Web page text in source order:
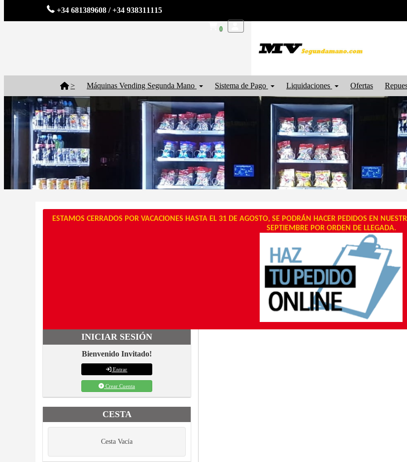
+34 681389608 / +34 938311115
0
> Máquinas Vending Segunda Mano Sistema de Pago Liquidaciones Ofertas
ESTAMOS CERRADOS POR VACACIONES HASTA EL 31 DE AGOSTO, SE PODRÁN HACER PEDIDOS EN
SEPTIEMBRE POR ORDEN DE LLEGADA.
INICIAR SESIÓN
Bienvenido Invitado!
Entrar
Crear Cuenta
CESTA
Cesta Vacía